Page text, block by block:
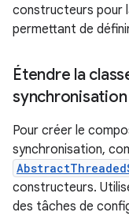
constructeurs pour
permettant de
Étendre la
Pour créer le
synchronisation,
constructeurs.
des tâches de